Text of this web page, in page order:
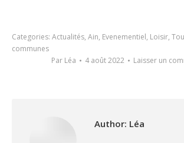
Categories: Actualités, Ain, Evenementiel, Loisir,
communes
Par Léa 4 août 2022 Laisser un
Author: Léa